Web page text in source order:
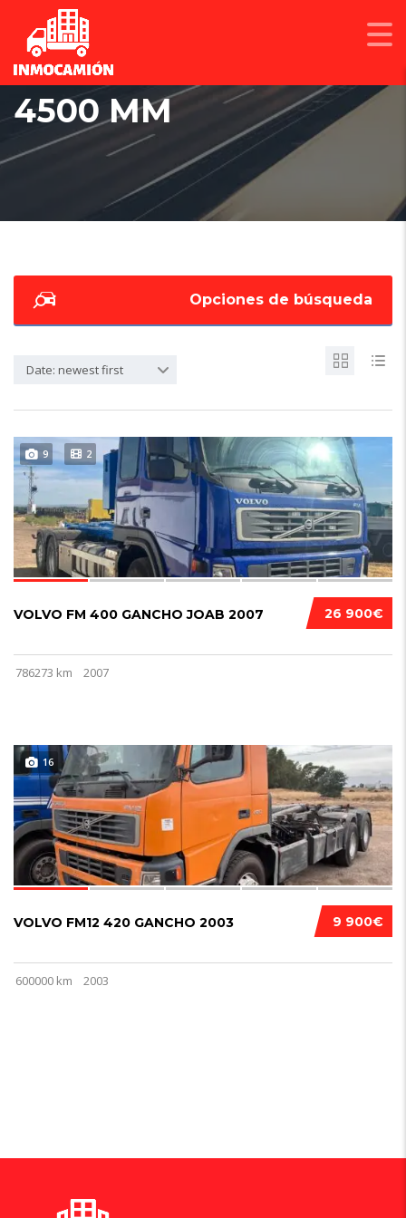
4500 MM
Opciones de búsqueda
Date: newest first
9 2
26 900€
VOLVO FM 400 GANCHO JOAB 2007
786273 km 2007
16
9 900€
VOLVO FM12 420 GANCHO 2003
600000 km 2003